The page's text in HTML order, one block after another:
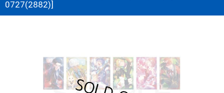
0727(2882)]